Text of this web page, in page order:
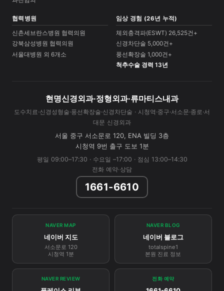
협력병원
신촌세브란스병원 협력의원
강북삼성병원 협력의원
서울대병원 외 6개소
임상 경험 (26년 누적)
체외충격파(ESWT) 26,525건+
신경차단술 5,000건+
풍선확장술 1,000건+
척추수술 경력 13년
현명신경외과·정형외과·류마티스내과
도수치료·신경성형술·풍선확장술·신경차단술 · 시청역·중구·서소문·종로·서
대문 신경외과
서울 중구 서소문로 120, ENA 빌딩 3층
시청역 9번 출구 도보 1분
평일 09:00–17:30 · 수요일 –17:00 · 점심 13:00–14:30
전화 예약·상담
1661-6610
NAVER MAP
네이버 지도
서소문로 120
시청역 1분
NAVER BLOG
네이버 블로그
totalspine1
본원 진료 정보
NAVER REVIEW 전화 예약